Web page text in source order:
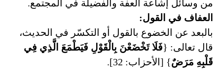
من وسائل إشاعة العفة والفضيلة في المجتمع.
العفاف في القول:
بالبعد عن الخضوع بالقول أو التكسّر في الحديث،
قال تعالى: {فَلَا تَخْضَعْنَ بِالْقَوْلِ فَيَطْمَعَ الَّذِي فِي
قَلْبِهِ مَرَضٌ} [الأحزاب: 32].